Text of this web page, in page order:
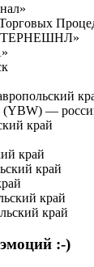
:-)